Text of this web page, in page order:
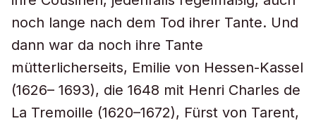
noch lange nach dem Tod ihrer Tante. Und
dann war da noch ihre Tante
mütterlicherseits, Emilie von Hessen-Kassel
(1626– 1693), die 1648 mit Henri Charles de
La Tremoille (1620–1672), Fürst von Tarent,